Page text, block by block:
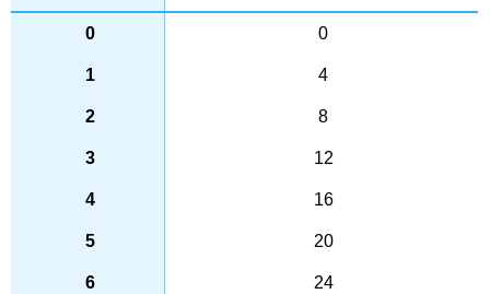
0
4
8
12
16
20
24